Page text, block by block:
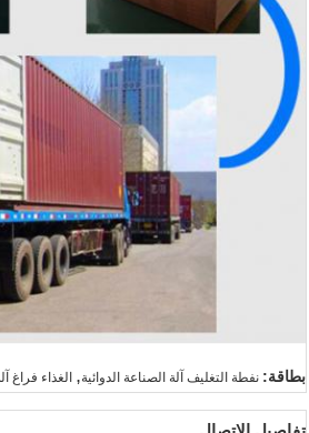
بطاقة: نفطة التغليف آلة الصناعة الدوائية, الغذاء فراغ